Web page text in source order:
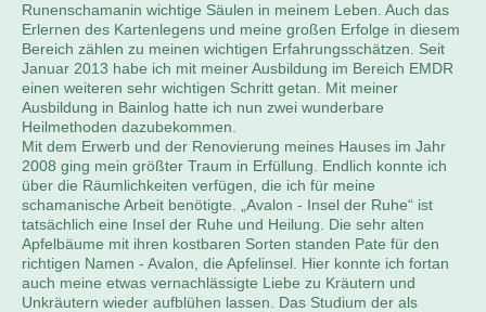
Runenschamanin wichtige Säulen in meinem Leben. Auch das
Erlernen des Kartenlegens und meine großen Erfolge in diesem
Bereich zählen zu meinen wichtigen Erfahrungsschätzen. Seit
Januar 2013 habe ich mit meiner Ausbildung im Bereich EMDR
einen weiteren sehr wichtigen Schritt getan. Mit meiner
Ausbildung in Bainlog hatte ich nun zwei wunderbare
Heilmethoden dazubekommen.
Mit dem Erwerb und der Renovierung meines Hauses im Jahr
2008 ging mein größter Traum in Erfüllung. Endlich konnte ich
über die Räumlichkeiten verfügen, die ich für meine
schamanische Arbeit benötigte. „Avalon - Insel der Ruhe“ ist
tatsächlich eine Insel der Ruhe und Heilung. Die sehr alten
Apfelbäume mit ihren kostbaren Sorten standen Pate für den
richtigen Namen - Avalon, die Apfelinsel. Hier konnte ich fortan
auch meine etwas vernachlässigte Liebe zu Kräutern und
Unkräutern wieder aufblühen lassen. Das Studium der als